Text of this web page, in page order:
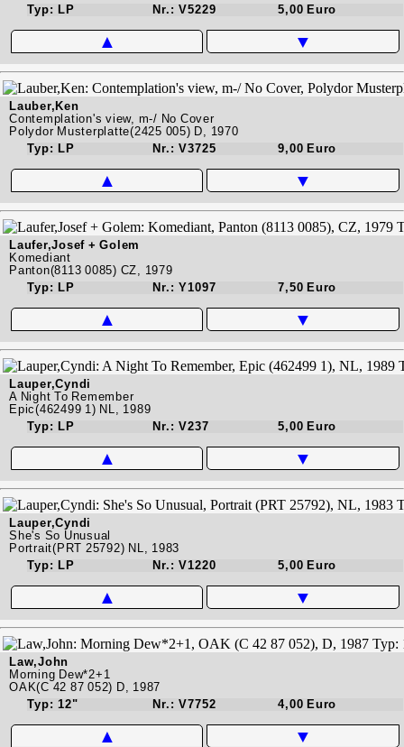
Typ: LP
Nr.: V5229 5,00 Euro
▲ ▼
Lauber,Ken
Contemplation's view, m-/ No Cover
Polydor Musterplatte(2425 005) D, 1970
Typ: LP
Nr.: V3725 9,00 Euro
▲ ▼
Laufer,Josef + Golem
Komediant
Panton(8113 0085) CZ, 1979
Typ: LP
Nr.: Y1097 7,50 Euro
▲ ▼
Lauper,Cyndi
A Night To Remember
Epic(462499 1) NL, 1989
Typ: LP
Nr.: V237 5,00 Euro
▲ ▼
Lauper,Cyndi
She's So Unusual
Portrait(PRT 25792) NL, 1983
Typ: LP
Nr.: V1220 5,00 Euro
▲ ▼
Law,John
Morning Dew*2+1
OAK(C 42 87 052) D, 1987
Typ: 12"
Nr.: V7752 4,00 Euro
▲ ▼